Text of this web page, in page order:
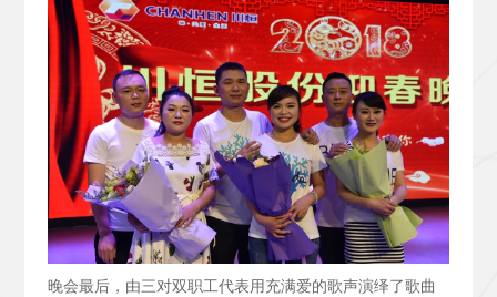
晚会最后，由三对双职工代表用充满爱的歌声演绎了歌曲